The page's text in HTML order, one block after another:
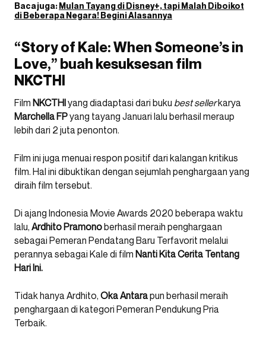
Baca juga:Mulan Tayang di Disney+, tapi Malah Diboikot
di Beberapa Negara! Begini Alasannya
“Story of Kale: When Someone’s in
Love,” buah kesuksesan film
NKCTHI
Film NKCTHIyang diadaptasi dari buku best sellerkarya
Marchella FPyang tayang Januari lalu berhasil meraup
lebih dari 2 juta penonton.
Film ini juga menuai respon positif dari kalangan kritikus
film. Hal ini dibuktikan dengan sejumlah penghargaan yang
diraih film tersebut.
Di ajang Indonesia Movie Awards 2020 beberapa waktu
lalu, Ardhito Pramonoberhasil meraih penghargaan
sebagai Pemeran Pendatang Baru Terfavorit melalui
perannya sebagai Kale di film Nanti Kita Cerita Tentang
Hari Ini.
Tidak hanya Ardhito, Oka Antarapun berhasil meraih
penghargaan di kategori Pemeran Pendukung Pria
Terbaik.